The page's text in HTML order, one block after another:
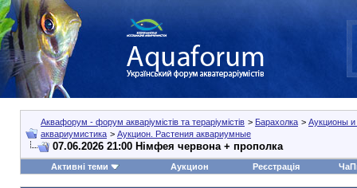
Аквафорум - форум акваріумістів та тераріумістів > Барахолка > Аукционы
аквариумистика > Аукцион. Растения аквариумные
07.06.2026 21:00 Німфея червона + прополка
Активні теми Аукцион Реєстрація